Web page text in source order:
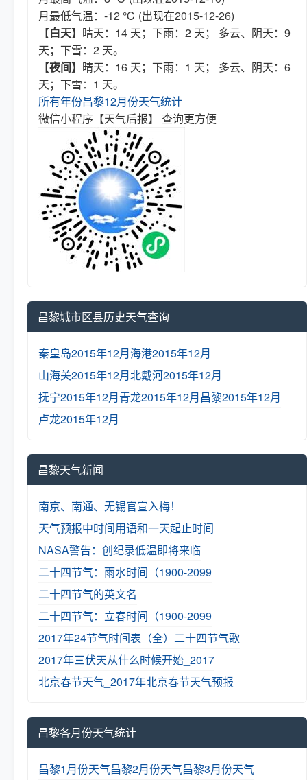
月最低气温：-12 ℃ (出现在2015-12-26)
【白天】晴天：14 天；下雨：2 天； 多云、阴天：9
天；下雪：2 天。
【夜间】晴天：16 天；下雨：1 天； 多云、阴天：6
天；下雪：1 天。
所有年份昌黎12月份天气统计
微信小程序【天气后报】 查询更方便
昌黎城市区县历史天气查询
秦皇岛2015年12月海港2015年12月
山海关2015年12月北戴河2015年12月
抚宁2015年12月青龙2015年12月昌黎2015年12月
卢龙2015年12月
昌黎天气新闻
南京、南通、无锡官宣入梅！
天气预报中时间用语和一天起止时间
NASA警告：创纪录低温即将来临
二十四节气：雨水时间（1900-2099
二十四节气的英文名
二十四节气：立春时间（1900-2099
2017年24节气时间表（全） 二十四节气歌
2017年三伏天从什么时候开始_2017
北京春节天气_2017年北京春节天气预报
昌黎各月份天气统计
昌黎1月份天气昌黎2月份天气昌黎3月份天气